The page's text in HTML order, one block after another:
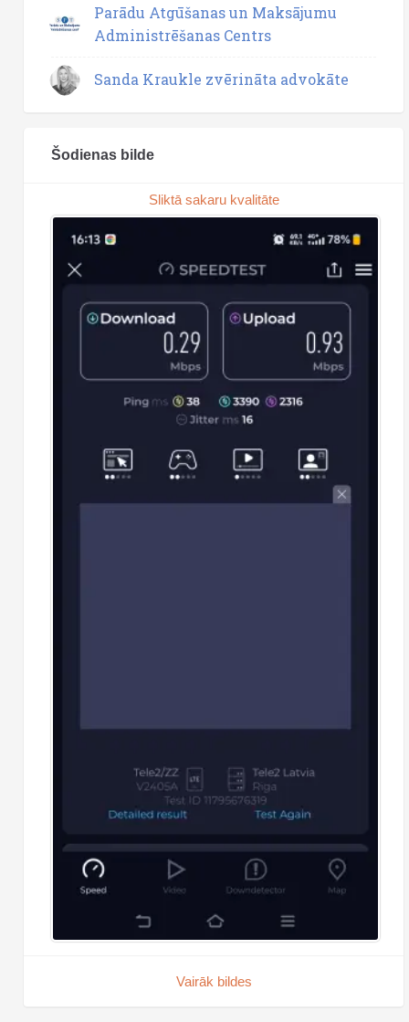
Parādu Atgūšanas un Maksājumu
Administrēšanas Centrs
Sanda Kraukle zvērināta advokāte
Šodienas bilde
Sliktā sakaru kvalitāte
Vairāk bildes